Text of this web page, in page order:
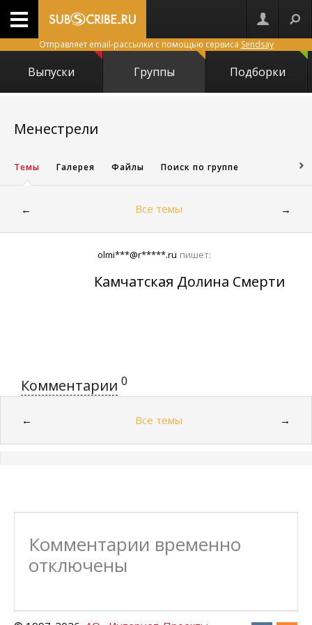
Отправляет email-рассылки с помощью сервиса Sendsay
Выпуски Группы Подборки
Менестрели
Темы Галерея Файлы Поиск по группе
← Все темы →
olmi***@r*****.ru пишет:
Камчатская Долина Смерти
Комментарии 0
← Все темы →
Комментарии временно
отключены